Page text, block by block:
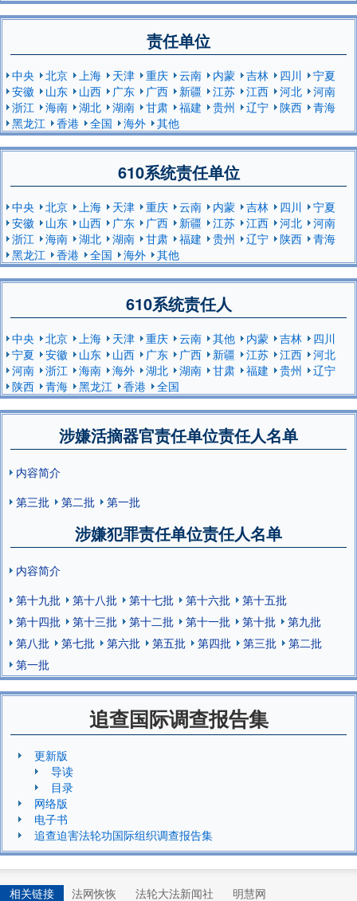
责任单位
中央 北京 上海 天津 重庆 云南 内蒙 吉林 四川
宁夏
安徽
山东 山西 广东 广西 新疆 江苏 江西 河北
河南
浙江
海南 湖北 湖南 甘肃 福建 贵州 辽宁 陕西
青海
黑龙江
香港 全国 海外 其他
610系统责任单位
中央 北京 上海 天津 重庆 云南 内蒙 吉林 四川
宁夏
安徽
山东 山西 广东 广西 新疆 江苏 江西 河北
河南
浙江
海南 湖北 湖南 甘肃 福建 贵州 辽宁 陕西
青海
黑龙江
香港 全国 海外 其他
610系统责任人
中央 北京 上海 天津 重庆 云南 其他 内蒙 吉林
四川
宁夏
安徽 山东 山西 广东 广西 新疆 江苏 江西
河北
河南
浙江 海南 海外 湖北 湖南 甘肃 福建 贵州
辽宁
陕西
青海 黑龙江 香港 全国
涉嫌活摘器官责任单位责任人名单
内容简介
第三批
第二批 第一批
涉嫌犯罪责任单位责任人名单
内容简介
第十九批
第十八批 第十七批 第十六批
第十五批
第十四批
第十三批 第十二批 第十一批 第十批
第九批
第八批
第七批 第六批 第五批 第四批 第三批
第二批
第一批
追查国际调查报告集
更新版
导读
目录
网络版
电子书
追查迫害法轮功国际组织调查报告集
相关链接 法网恢恢 法轮大法新闻社 明慧网